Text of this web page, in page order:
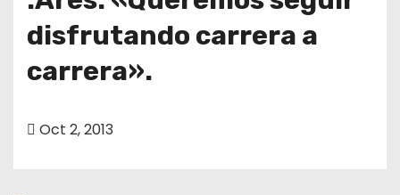
disfrutando carrera a
carrera».
Oct 2, 2013